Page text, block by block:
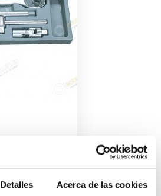
Detalles Acerca de las cookies